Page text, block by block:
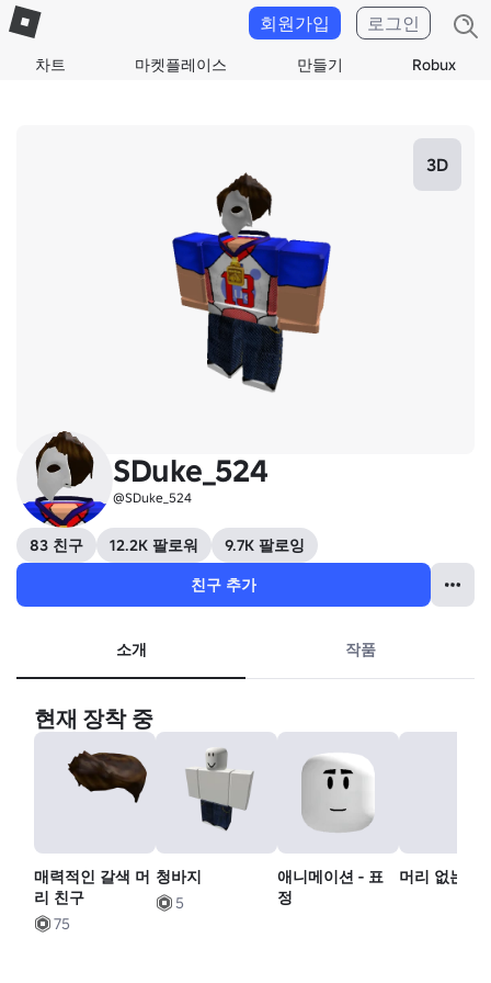
차트 마켓플레이스 만들기 Robux
회원가입 로그인
3D
SDuke_524
@SDuke_524
83 친구 12.2K 팔로워
9.7K 팔로잉
친구 추가
소개 작품
현재 장착 중
매력적인 갈색 머
리 친구
75
청바지
5
애니메이션 - 표
정
머리 없는 머